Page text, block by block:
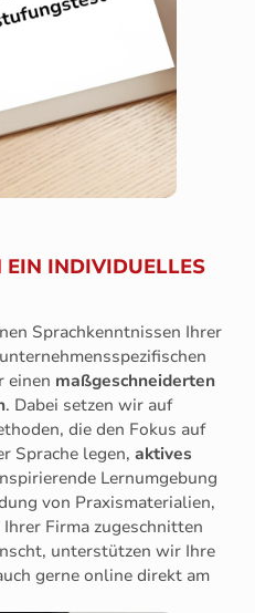
INDIVIDUELLES
Sprachkenntnissen Ihrer
einen maßgeschneiderten
. Dabei setzen wir auf
die den Fokus auf
Sprache legen, aktives
Lernumgebung
von Praxismaterialien,
Firma zugeschnitten
unterstützen wir Ihre
gerne online direkt am